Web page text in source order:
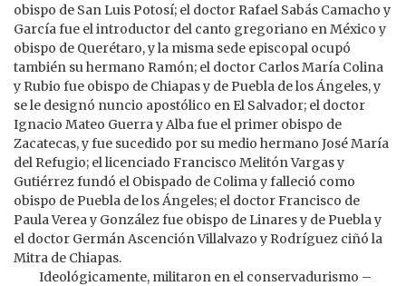
obispo de San Luis Potosí; el doctor Rafael Sabás Camacho y
García fue el introductor del canto gregoriano en México y
obispo de Querétaro, y la misma sede episcopal ocupó
también su hermano Ramón; el doctor Carlos María Colina
y Rubio fue obispo de Chiapas y de Puebla de los Ángeles, y
se le designó nuncio apostólico en El Salvador; el doctor
Ignacio Mateo Guerra y Alba fue el primer obispo de
Zacatecas, y fue sucedido por su medio hermano José María
del Refugio; el licenciado Francisco Melitón Vargas y
Gutiérrez fundó el Obispado de Colima y falleció como
obispo de Puebla de los Ángeles; el doctor Francisco de
Paula Verea y González fue obispo de Linares y de Puebla y
el doctor Germán Ascención Villalvazo y Rodríguez ciñó la
Mitra de Chiapas.
Ideológicamente, militaron en el conservadurismo –